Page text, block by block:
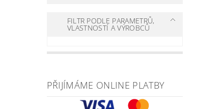
FILTR PODLE PARAMETRŮ,
VLASTNOSTÍ A VÝROBCŮ
PŘIJÍMÁME ONLINE PLATBY